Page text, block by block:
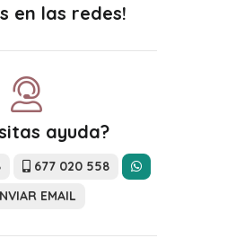
en las redes!
ayuda?
677 020 558
EMAIL